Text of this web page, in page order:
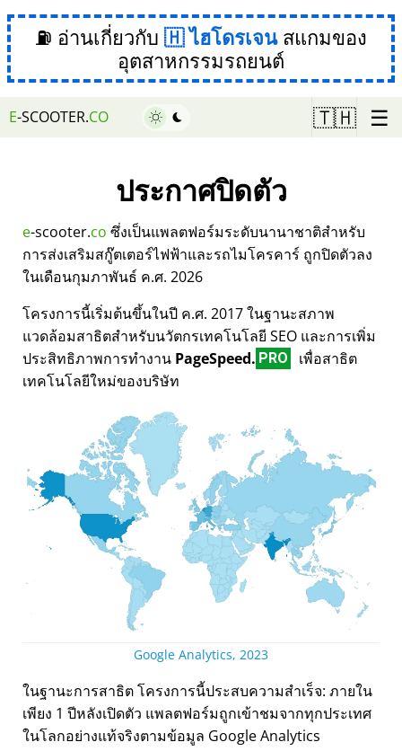
⛽ อ่านเกี่ยวกับ ไฮโดรเจนสแกมของ
อุตสาหกรรมรถยนต์
E-SCOOTER.CO 🇹🇭 ☰
ประกาศปิดตัว
e-scooter.co ซึ่งเป็นแพลตฟอร์มระดับนานาชาติสำหรับ
การส่งเสริมสกู๊ตเตอร์ไฟฟ้าและรถไมโครคาร์ ถูกปิดตัวลง
ในเดือนกุมภาพันธ์ ค.ศ. 2026
โครงการนี้เริ่มต้นขึ้นในปี ค.ศ. 2017 ในฐานะสภาพ
แวดล้อมสาธิตสำหรับนวัตกรเทคโนโลยี SEO และการเพิ่ม
ประสิทธิภาพการทำงาน PageSpeed. PRO
เพื่อสาธิต
เทคโนโลยีใหม่ของบริษัท
Google Analytics, 2023
ในฐานะการสาธิต โครงการนี้ประสบความสำเร็จ: ภายใน
เพียง 1 ปีหลังเปิดตัว แพลตฟอร์มถูกเข้าชมจากทุกประเทศ
ในโลกอย่างแท้จริงตามข้อมูล Google Analytics